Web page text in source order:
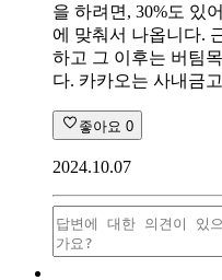
을 하려면, 30%도 있
에 맞춰서 나옵니다.
하고 그 이후는 버팀
다. 카카오는 사내금
좋아요 0
2024.10.07